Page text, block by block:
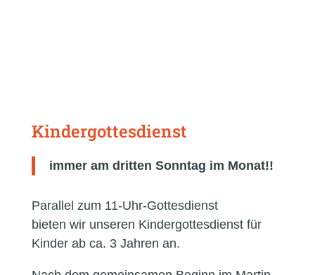
Kindergottesdienst
immer am dritten Sonntag im Monat!!
Parallel zum 11-Uhr-Gottesdienst
bieten wir unseren Kindergottesdienst für
Kinder ab ca. 3 Jahren an.